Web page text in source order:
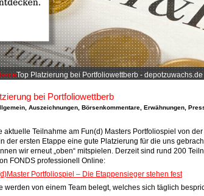
Top Platzierung bei Portfoliowettberb - depotzuwachs.de
bei Portfoliowettberb
Auszeichnungen Börsenkommentare Erwähnungen
aktuelle Teilnahme am Fun(d) Masters Portfoliospiel von
der ersten Etappe eine gute Platzierung für die uns
wir erneut „oben“ mitspielen. Derzeit sind rund 200
FONDS professionell Online:
Portfoliospiel – Die Etappensieger stehen fest
werden von einem Team belegt, welches sich täglich